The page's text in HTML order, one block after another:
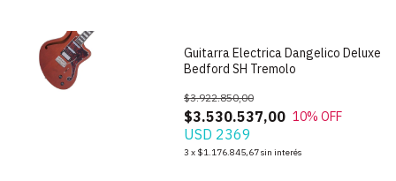
Guitarra Electrica Dangelico Deluxe
Bedford SH Tremolo
$3.530.537,00
$3.922.850,00
10% OFF
USD 2369
3 x $1.176.845,67sin interés